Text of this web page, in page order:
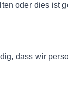
oder dies ist
dass wir